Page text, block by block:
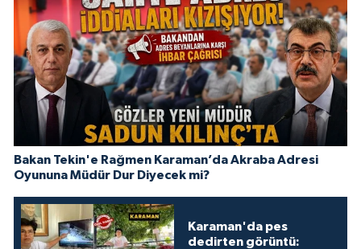
Bakan Tekin'e Rağmen Karaman’da Akraba Adresi
Oyununa Müdür Dur Diyecek mi?
Karaman'da pes
dedirten görüntü: